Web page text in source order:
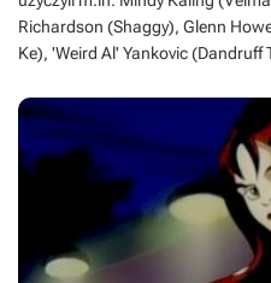
Richardson (Shaggy), Glenn
Ke), 'Weird Al' Yankovic